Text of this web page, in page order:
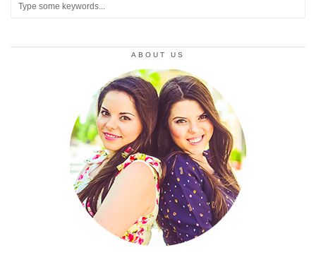
ABOUT US